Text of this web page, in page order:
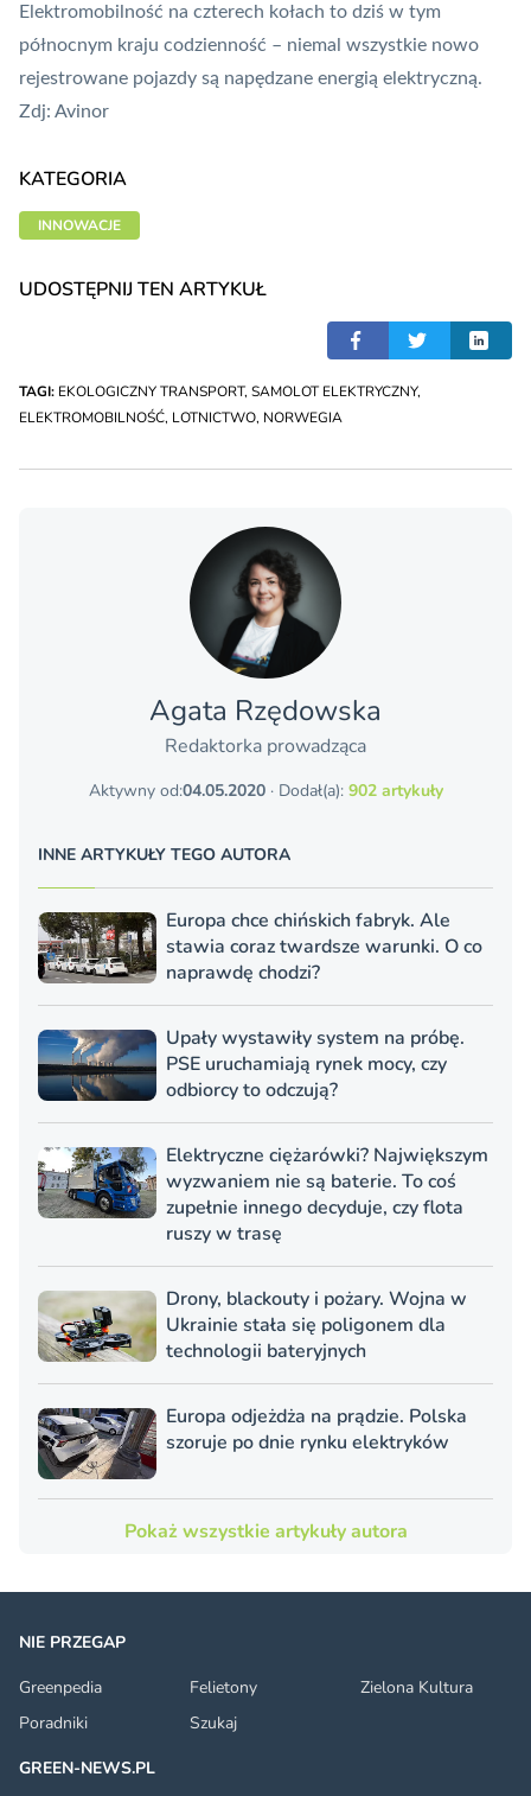
Elektromobilność na czterech kołach to dziś w tym
północnym kraju codzienność – niemal wszystkie nowo
rejestrowane pojazdy są napędzane energią elektryczną.
Zdj: Avinor
KATEGORIA
INNOWACJE
UDOSTĘPNIJ TEN ARTYKUŁ
TAGI: EKOLOGICZNY TRANSPORT, SAMOLOT ELEKTRYCZNY,
ELEKTROMOBILNOŚĆ, LOTNICTWO, NORWEGIA
Agata Rzędowska
Redaktorka prowadząca
Aktywny od:04.05.2020· Dodał(a): 902 artykuły
INNE ARTYKUŁY TEGO AUTORA
Europa chce chińskich fabryk. Ale
stawia coraz twardsze warunki. O co
naprawdę chodzi?
Upały wystawiły system na próbę.
PSE uruchamiają rynek mocy, czy
odbiorcy to odczują?
Elektryczne ciężarówki? Największym
wyzwaniem nie są baterie. To coś
zupełnie innego decyduje, czy flota
ruszy w trasę
Drony, blackouty i pożary. Wojna w
Ukrainie stała się poligonem dla
technologii bateryjnych
Europa odjeżdża na prądzie. Polska
szoruje po dnie rynku elektryków
Pokaż wszystkie artykuły autora
NIE PRZEGAP
Greenpedia
Felietony
Zielona Kultura
Poradniki
Szukaj
GREEN-NEWS.PL